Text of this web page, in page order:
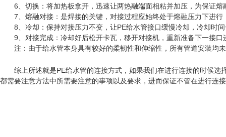
6、切换：将加热板拿开，迅速让两热融端面相粘并加压，为保证熔
7、熔融对接：是焊接的关键，对接过程应始终处于熔融压力下进行
8、冷却：保持对接压力不变，让PE给水管接口缓慢冷却，冷却时间
9、对接完成：冷却好后松开卡瓦，移开对接机，重新准备下一接口
注：由于给水管本身具有较好的柔韧性和伸缩性，所有管道安装均
综上所述就是PE给水管的连接方式，如果我们在进行连接的时候选
都需要注意方法中所需要注意的事项以及要求，进而保证不管在进行连